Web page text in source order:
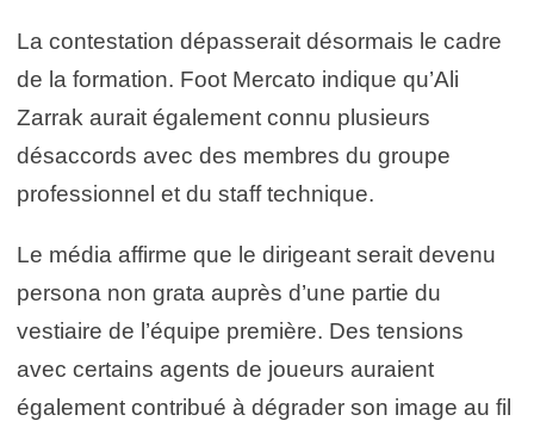
La contestation dépasserait désormais le cadre
de la formation. Foot Mercato indique qu’Ali
Zarrak aurait également connu plusieurs
désaccords avec des membres du groupe
professionnel et du staff technique.
Le média affirme que le dirigeant serait devenu
persona non grata auprès d’une partie du
vestiaire de l’équipe première. Des tensions
avec certains agents de joueurs auraient
également contribué à dégrader son image au fil